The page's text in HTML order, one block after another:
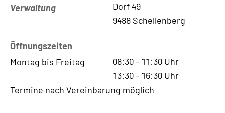
Verwaltung
Dorf 49
9488 Schellenberg
Öffnungszeiten
Montag bis Freitag
08:30- 11:30 Uhr
13:30- 16:30 Uhr
Termine nach Vereinbarung möglich